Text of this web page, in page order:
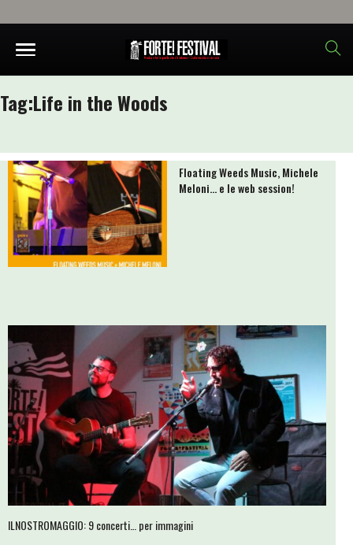
Tag:Life in the Woods
Floating Weeds Music, Michele
Meloni… e le web session!
ILNOSTROMAGGIO: 9 concerti… per immagini